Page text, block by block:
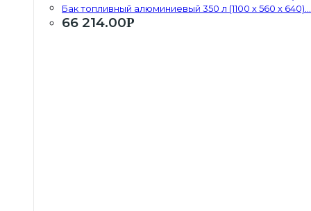
Бак топливный алюминиевый 350 л (1100 х 560 х 640)...
66 214.00Р